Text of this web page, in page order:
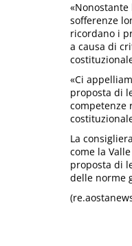
sofferenze
ricordano i
a causa di
«Ci
proposta di
competenze
La consigliera
come la
proposta di
delle norme